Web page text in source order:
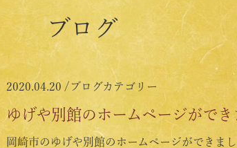
ブログ
2020.04.20 / ブログカテゴリー
ゆげや別館のホームページがで
岡崎市のゆげや別館のホームページができま